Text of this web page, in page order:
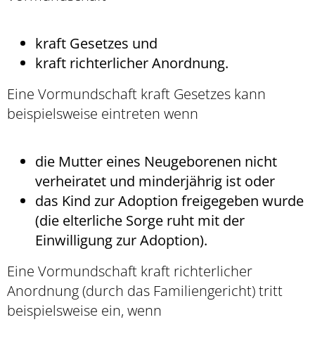
kraft Gesetzes und
kraft richterlicher Anordnung.
Eine Vormundschaft kraft Gesetzes kann
beispielsweise eintreten wenn
die Mutter eines Neugeborenen nicht
verheiratet und minderjährig ist oder
das Kind zur Adoption freigegeben wurde
(die elterliche Sorge ruht mit der
Einwilligung zur Adoption).
Eine Vormundschaft kraft richterlicher
Anordnung (durch das Familiengericht) tritt
beispielsweise ein, wenn